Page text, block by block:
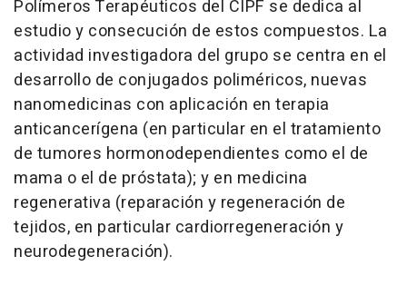
Polímeros Terapéuticos del CIPF se dedica al
estudio y consecución de estos compuestos. La
actividad investigadora del grupo se centra en el
desarrollo de conjugados poliméricos, nuevas
nanomedicinas con aplicación en terapia
anticancerígena (en particular en el tratamiento
de tumores hormonodependientes como el de
mama o el de próstata); y en medicina
regenerativa (reparación y regeneración de
tejidos, en particular cardiorregeneración y
neurodegeneración).